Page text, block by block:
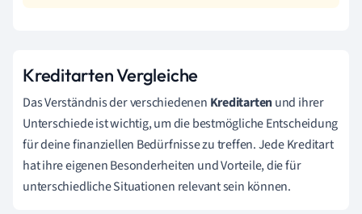
Kreditarten Vergleiche
Das Verständnis der verschiedenen Kreditartenund ihrer
Unterschiede ist wichtig, um die bestmögliche Entscheidung
für deine finanziellen Bedürfnisse zu treffen. Jede Kreditart
hat ihre eigenen Besonderheiten und Vorteile, die für
unterschiedliche Situationen relevant sein können.